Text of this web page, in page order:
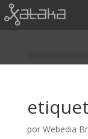
por Webedia